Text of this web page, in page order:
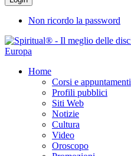
Non ricordo la password
Home
Corsi e appuntamenti
Profili pubblici
Siti Web
Notizie
Cultura
Video
Oroscopo